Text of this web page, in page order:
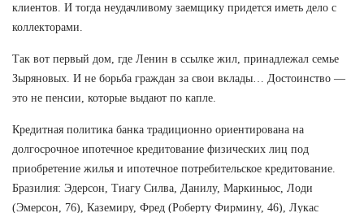
клиентов. И тогда неудачливому заемщику придется иметь дело с
коллекторами.
Так вот первый дом, где Ленин в ссылке жил, принадлежал семье
Зыряновых. И не борьба граждан за свои вклады… Достоинство —
это не пенсии, которые выдают по капле.
Кредитная политика банка традиционно ориентирована на
долгосрочное ипотечное кредитование физических лиц под
приобретение жилья и ипотечное потребительское кредитование.
Бразилия: Эдерсон, Тиагу Силва, Данилу, Маркиньюс, Лоди
(Эмерсон, 76), Каземиру, Фред (Роберту Фирмину, 46), Лукас